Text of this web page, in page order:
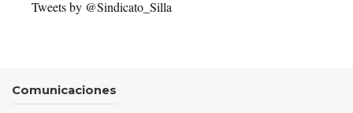
Tweets by @Sindicato_Silla
Comunicaciones